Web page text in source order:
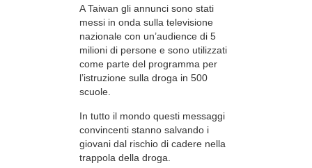
A Taiwan gli annunci sono stati
messi in onda sulla televisione
nazionale con un’audience di 5
milioni di persone e sono utilizzati
come parte del programma per
l’istruzione sulla droga in 500
scuole.
In tutto il mondo questi messaggi
convincenti stanno salvando i
giovani dal rischio di cadere nella
trappola della droga.